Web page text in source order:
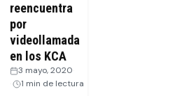
Recomendaciones
Videos
Webisodios
reencuentra
por
videollamada
en los KCA
3 mayo, 2020
1 min de lectura